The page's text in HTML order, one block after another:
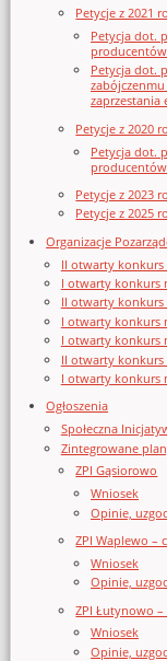
Petycje z 2021
Petycja dot.
producentów
Petycja dot.
zabójczenmu
zaprzestania
Petycje z 2020
Petycja dot.
producentów
Petycje z 2023
Petycje z 2025
Organizacje
II otwarty konkurs
I otwarty konkurs
II otwarty konkurs
I otwarty konkurs
I otwarty konkurs
II otwarty konkurs
I otwarty konkurs
Ogłoszenia
Społeczna
Zintegrowane
ZPI Gąsiorowo
Wniosek
Opinie,
ZPI Waplewo –
Wniosek
Opinie,
ZPI Łutynowo –
Wniosek
Opinie,